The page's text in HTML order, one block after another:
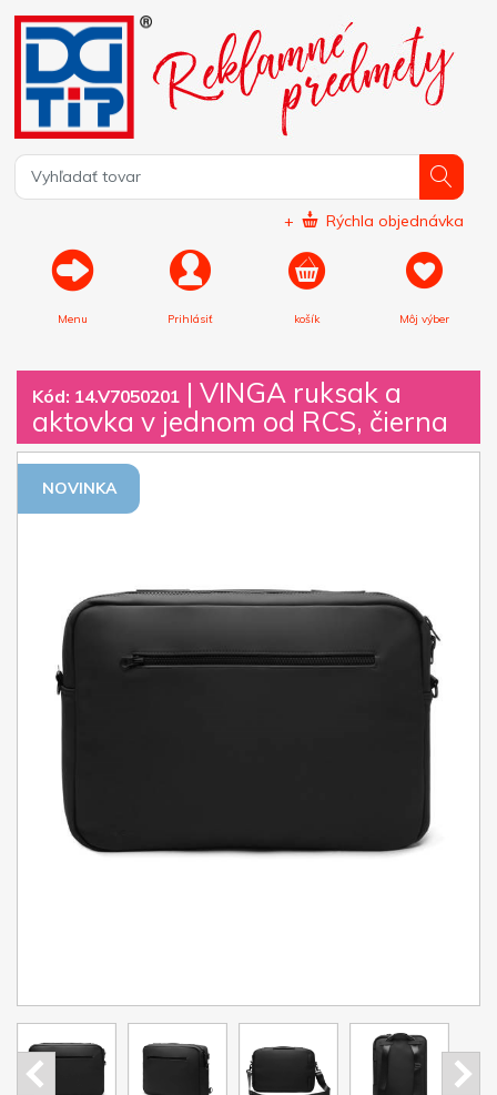
+ Rýchla objednávka
Menu Prihlásiť košík Môj výber
Kód: 14.V7050201 | VINGA ruksak a
aktovka v jednom od RCS, čierna
NOVINKA